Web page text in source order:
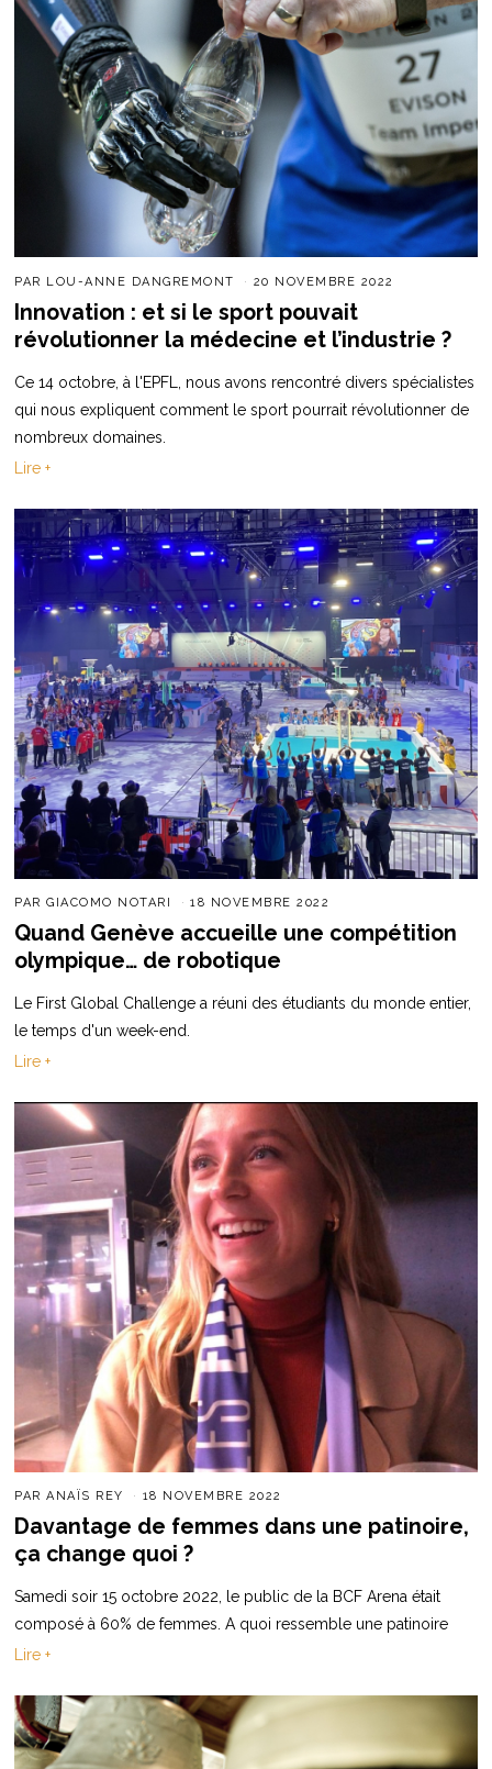
PAR LOU-ANNE DANGREMONT 20 NOVEMBRE 2022
Innovation : et si le sport pouvait
révolutionner la médecine et l’industrie ?
Ce 14 octobre, à l'EPFL, nous avons rencontré divers spécialistes
qui nous expliquent comment le sport pourrait révolutionner de
nombreux domaines.
Lire +
PARGIACOMO NOTARI 18 NOVEMBRE 2022
Quand Genève accueille une compétition
olympique… de robotique
Le First Global Challenge a réuni des étudiants du monde entier,
le temps d'un week-end.
Lire +
PARANAÏS REY 18 NOVEMBRE 2022
Davantage de femmes dans une patinoire,
ça change quoi ?
Samedi soir 15 octobre 2022, le public de la BCF Arena était
composé à 60% de femmes. A quoi ressemble une patinoire
Lire +